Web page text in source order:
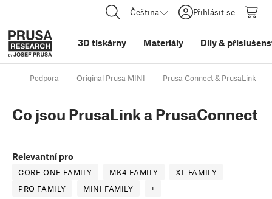
Čeština Přihlásit se
3D tiskárny Materiály Díly&
Podpora Original Prusa MINI Prusa Connect & PrusaLink
Co jsou PrusaLink a PrusaConnect
Relevantní pro
CORE ONE FAMILY MK4 FAMILY
XL FAMILY
PRO FAMILY
MINI FAMILY +